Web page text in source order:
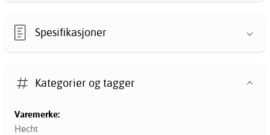
Spesifikasjoner
Kategorier og tagger
Varemerke:
Hecht